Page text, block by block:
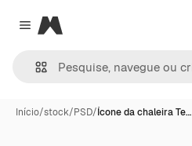
Close menu
Magnific
Início/stock/PSD/Ícone da chaleira Te…